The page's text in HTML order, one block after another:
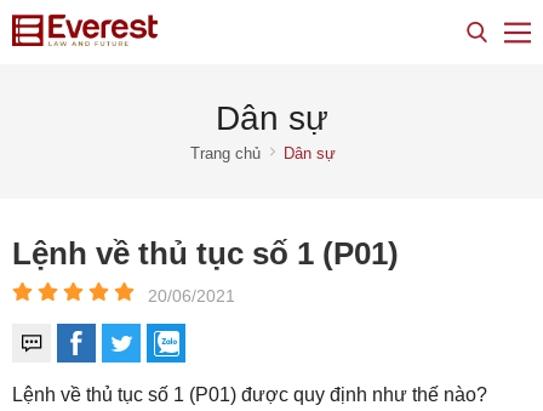
Dân sự
Trang chủ Dân sự
Lệnh về thủ tục số 1 (P01)
20/06/2021
Lệnh về thủ tục số 1 (P01) được quy định như thế nào?